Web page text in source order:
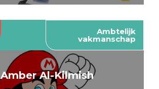
Ambtelijk
vakmanschap
Amber Al-Kilmish